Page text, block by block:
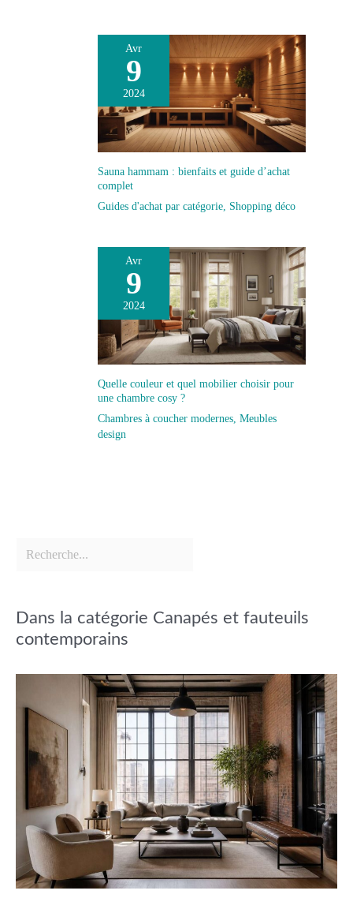
Avr
9
2024
Sauna hammam : bienfaits et guide d’achat
complet
Guides d'achat par catégorie, Shopping déco
Avr
9
2024
Quelle couleur et quel mobilier choisir pour
une chambre cosy ?
Chambres à coucher modernes, Meubles
design
Dans la catégorie Canapés et fauteuils
contemporains